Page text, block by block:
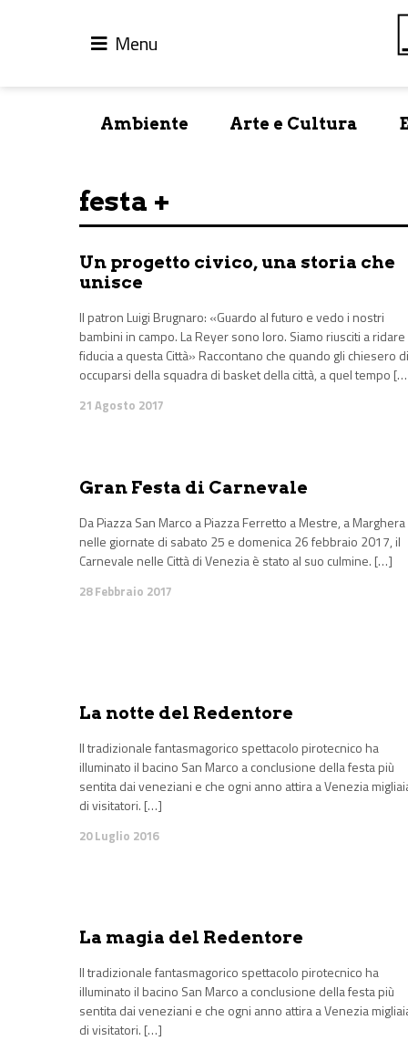
Menu
Ambiente Arte e Cultura
festa +
Un progetto civico, una storia che
unisce
Il patron Luigi Brugnaro: «Guardo al futuro e vedo i nostri
bambini in campo. La Reyer sono loro. Siamo riusciti a ridare
fiducia a questa Città» Raccontano che quando gli chiesero di
occuparsi della squadra di basket della città, a quel tempo
21 Agosto 2017
Gran Festa di Carnevale
Da Piazza San Marco a Piazza Ferretto a Mestre, a Marghera
nelle giornate di sabato 25 e domenica 26 febbraio 2017, il
Carnevale nelle Città di Venezia è stato al suo culmine. […]
28 Febbraio 2017
La notte del Redentore
Il tradizionale fantasmagorico spettacolo pirotecnico ha
illuminato il bacino San Marco a conclusione della festa più
sentita dai veneziani e che ogni anno attira a Venezia
di visitatori. […]
20 Luglio 2016
La magia del Redentore
Il tradizionale fantasmagorico spettacolo pirotecnico ha
illuminato il bacino San Marco a conclusione della festa più
sentita dai veneziani e che ogni anno attira a Venezia
di visitatori. […]